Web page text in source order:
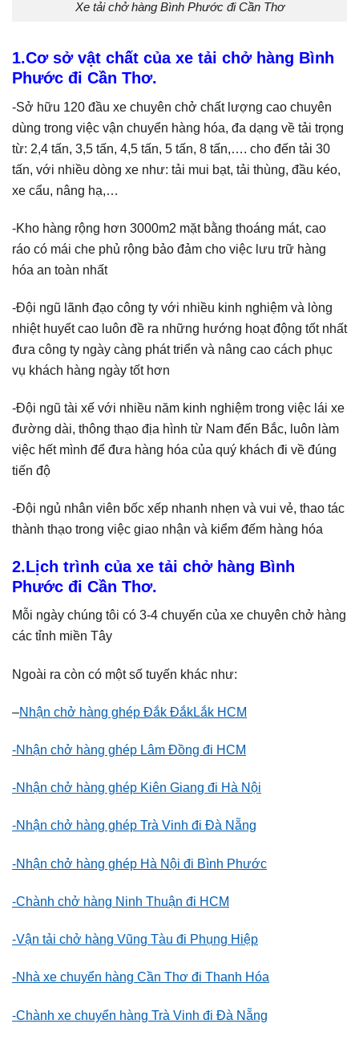
Xe tải chở hàng Bình Phước đi Cần Thơ
1.Cơ sở vật chất của xe tải chở hàng Bình
Phước đi Cần Thơ.
-Sở hữu 120 đầu xe chuyên chở chất lượng cao chuyên
dùng trong việc vận chuyển hàng hóa, đa dạng về tải trọng
từ: 2,4 tấn, 3,5 tấn, 4,5 tấn, 5 tấn, 8 tấn,…. cho đến tải 30
tấn, với nhiều dòng xe như: tải mui bạt, tải thùng, đầu kéo,
xe cẩu, nâng hạ,…
-Kho hàng rộng hơn 3000m2 mặt bằng thoáng mát, cao
ráo có mái che phủ rộng bảo đảm cho việc lưu trữ hàng
hóa an toàn nhất
-Đội ngũ lãnh đạo công ty với nhiều kinh nghiệm và lòng
nhiệt huyết cao luôn đề ra những hướng hoạt động tốt nhất
đưa công ty ngày càng phát triển và nâng cao cách phục
vụ khách hàng ngày tốt hơn
-Đội ngũ tài xế với nhiều năm kinh nghiệm trong việc lái xe
đường dài, thông thạo địa hình từ Nam đến Bắc, luôn làm
việc hết mình để đưa hàng hóa của quý khách đi về đúng
tiến độ
-Đội ngủ nhân viên bốc xếp nhanh nhẹn và vui vẻ, thao tác
thành thạo trong việc giao nhận và kiểm đếm hàng hóa
2.Lịch trình của xe tải chở hàng Bình
Phước đi Cần Thơ.
Mỗi ngày chúng tôi có 3-4 chuyến của xe chuyên chở hàng
các tỉnh miền Tây
Ngoài ra còn có một số tuyến khác như:
–Nhận chở hàng ghép Đắk ĐắkLắk HCM
-Nhận chở hàng ghép Lâm Đồng đi HCM
-Nhận chở hàng ghép Kiên Giang đi Hà Nội
-Nhận chở hàng ghép Trà Vinh đi Đà Nẵng
-Nhận chở hàng ghép Hà Nội đi Bình Phước
-Chành chở hàng Ninh Thuận đi HCM
-Vận tải chở hàng Vũng Tàu đi Phụng Hiệp
-Nhà xe chuyển hàng Cần Thơ đi Thanh Hóa
-Chành xe chuyển hàng Trà Vinh đi Đà Nẵng